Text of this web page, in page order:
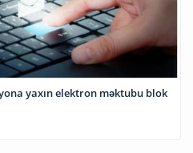
yaxın elektron məktubu blok